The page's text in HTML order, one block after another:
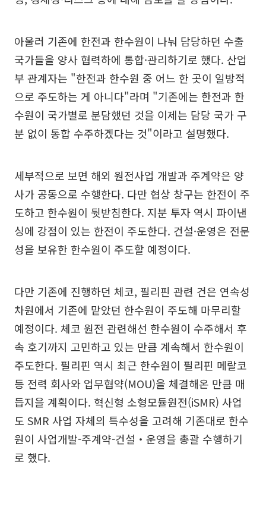
아울러 기존에 한전과 한수원이 나눠 담당하던 수출
국가들을 양사 협력하에 통합·관리하기로 했다. 산업
부 관계자는 "한전과 한수원 중 어느 한 곳이 일방적
으로 주도하는 게 아니다"라며 "기존에는 한전과 한
수원이 국가별로 분담했던 것을 이제는 담당 국가 구
분 없이 통합 수주하겠다는 것"이라고 설명했다.
세부적으로 보면 해외 원전사업 개발과 주계약은 양
사가 공동으로 수행한다. 다만 협상 창구는 한전이 주
도하고 한수원이 뒷받침한다. 지분 투자 역시 파이낸
싱에 강점이 있는 한전이 주도한다. 건설·운영은 전문
성을 보유한 한수원이 주도할 예정이다.
다만 기존에 진행하던 체코, 필리핀 관련 건은 연속성
차원에서 기존에 맡았던 한수원이 주도해 마무리할
예정이다. 체코 원전 관련해선 한수원이 수주해서 후
속 호기까지 고민하고 있는 만큼 계속해서 한수원이
주도한다. 필리핀 역시 최근 한수원이 필리핀 메랄코
등 전력 회사와 업무협약(MOU)을 체결해온 만큼 매
듭지을 계획이다. 혁신형 소형모듈원전(iSMR) 사업
도 SMR 사업 자체의 특수성을 고려해 기존대로 한수
원이 사업개발-주계약-건설‧운영을 총괄 수행하기
로 했다.